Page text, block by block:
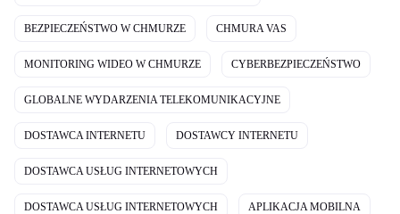
BEZPIECZEŃSTWO W CHMURZE CHMURA VAS
MONITORING WIDEO W CHMURZE CYBERBEZPIECZEŃSTWO
GLOBALNE WYDARZENIA TELEKOMUNIKACYJNE
DOSTAWCA INTERNETU DOSTAWCY INTERNETU
DOSTAWCA USŁUG INTERNETOWYCH
DOSTAWCA USŁUG INTERNETOWYCH APLIKACJA MOBILNA